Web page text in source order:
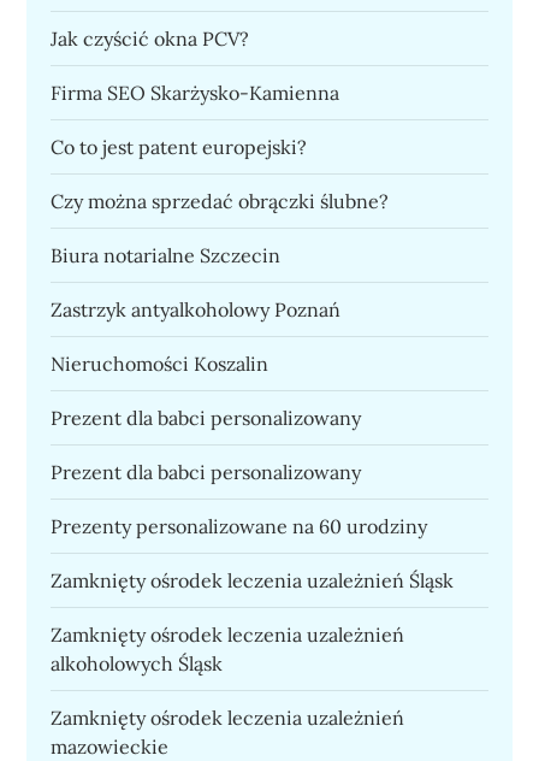
Jak czyścić okna PCV?
Firma SEO Skarżysko-Kamienna
Co to jest patent europejski?
Czy można sprzedać obrączki ślubne?
Biura notarialne Szczecin
Zastrzyk antyalkoholowy Poznań
Nieruchomości Koszalin
Prezent dla babci personalizowany
Prezent dla babci personalizowany
Prezenty personalizowane na 60 urodziny
Zamknięty ośrodek leczenia uzależnień Śląsk
Zamknięty ośrodek leczenia uzależnień
alkoholowych Śląsk
Zamknięty ośrodek leczenia uzależnień
mazowieckie